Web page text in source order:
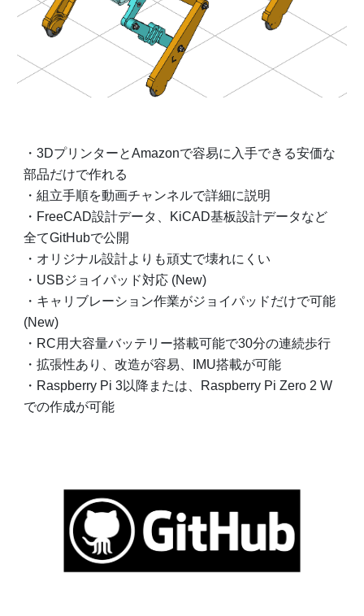
・3DプリンターとAmazonで容易に入手できる安価な
部品だけで作れる
・組立手順を動画チャンネルで詳細に説明
・FreeCAD設計データ、KiCAD基板設計データなど
全てGitHubで公開
・オリジナル設計よりも頑丈で壊れにくい
・USBジョイパッド対応 (New)
・キャリブレーション作業がジョイパッドだけで可能
(New)
・RC用大容量バッテリー搭載可能で30分の連続歩行
・拡張性あり、改造が容易、IMU搭載が可能
・Raspberry Pi 3以降または、Raspberry Pi Zero 2 W
での作成が可能